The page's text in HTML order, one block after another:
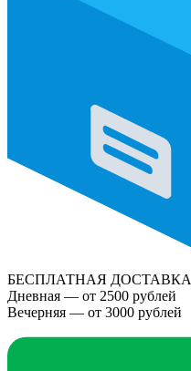
БЕСПЛАТНАЯ ДОСТАВКА
Дневная — от 2500 рублей
Вечерняя — от 3000 рублей